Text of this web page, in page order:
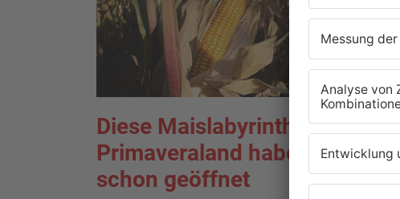
Diese Maislabyrinthe im
Primaveraland haben
schon geöffnet